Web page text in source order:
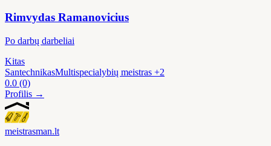
Rimvydas Ramanovicius
Po darbų darbeliai
Kitas
SantechnikasMultispecialybių meistras +2
0.0 (0)
Profilis →
meistrasman.lt